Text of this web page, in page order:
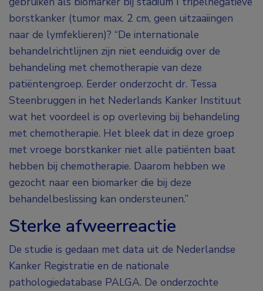
borstkanker (tumor max. 2 cm, geen uitzaaiingen
naar de lymfeklieren)? “De internationale
behandelrichtlijnen zijn niet eenduidig over de
behandeling met chemotherapie van deze
patiëntengroep. Eerder onderzocht dr. Tessa
Steenbruggen in het Nederlands Kanker Instituut
wat het voordeel is op overleving bij behandeling
met chemotherapie. Het bleek dat in deze groep
met vroege borstkanker niet alle patiënten baat
hebben bij chemotherapie. Daarom hebben we
gezocht naar een biomarker die bij deze
behandelbeslissing kan ondersteunen.”
Sterke afweerreactie
De studie is gedaan met data uit de Nederlandse
Kanker Registratie en de nationale
pathologiedatabase PALGA. De onderzochte